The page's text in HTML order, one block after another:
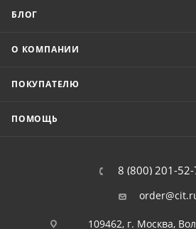
БЛОГ
О КОМПАНИИ
ПОКУПАТЕЛЮ
ПОМОЩЬ
8 (800) 201-
109462, г. Москва,